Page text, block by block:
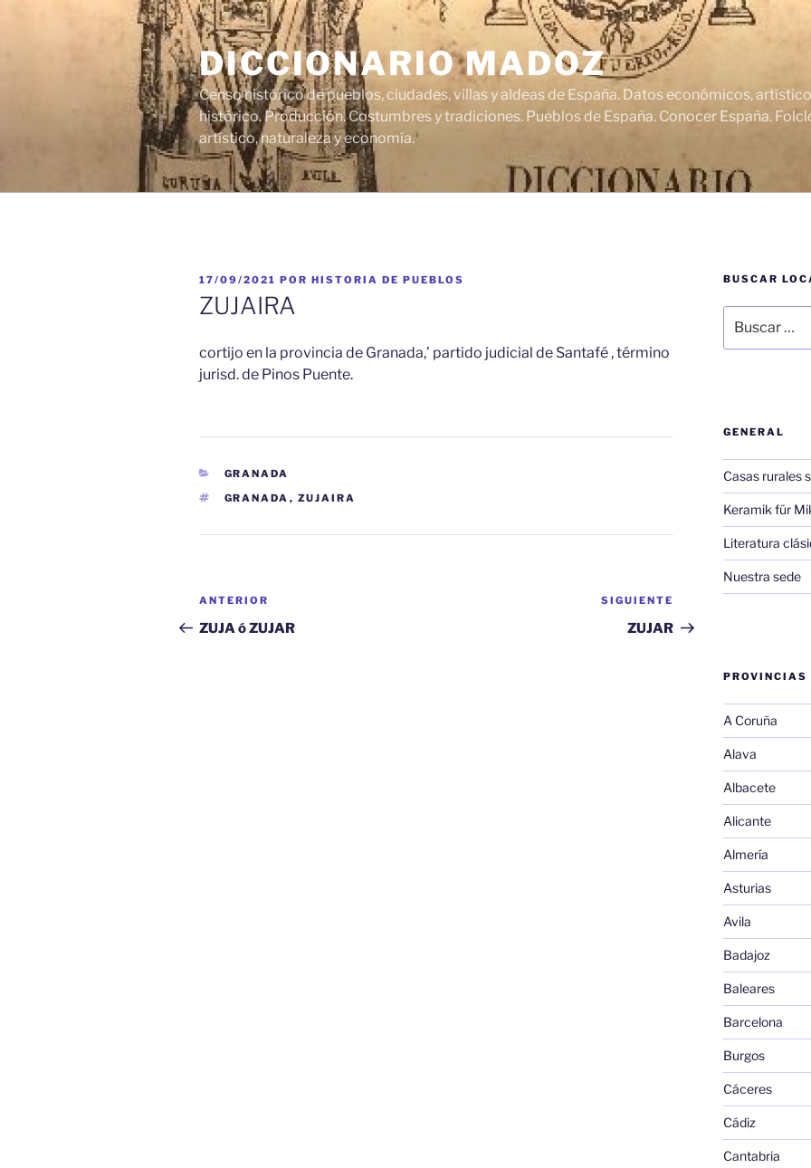
DICCIONARIO MADOZ
Censo histórico de pueblos, ciudades, villas y aldeas de España. Datos económicos,
histórico. Producción. Costumbres y tradiciones. Pueblos de España. Conocer España.
artístico, naturaleza y economía.
PUBLICADO
EL
17/09/2021 POR HISTORIA DE PUEBLOS
ZUJAIRA
cortijo en la provincia de Granada,’ partido judicial de Santafé , término
jurisd. de Pinos Puente.
CATEGORÍAS
GRANADA
ETIQUETAS
GRANADA , ZUJAIRA
Navegación
de
Entrada
anterior:
ANTERIOR
ZUJA ó ZUJAR
entrada
SIGUIENTE
ZUJAR
BUSCAR
por:
GENERAL
Casas rurales
Keramik für
Literatura
Nuestra sede
PROVINCIAS
A Coruña
Alava
Albacete
Alicante
Almería
Asturias
Avila
Badajoz
Baleares
Barcelona
Burgos
Cáceres
Cádiz
Cantabria